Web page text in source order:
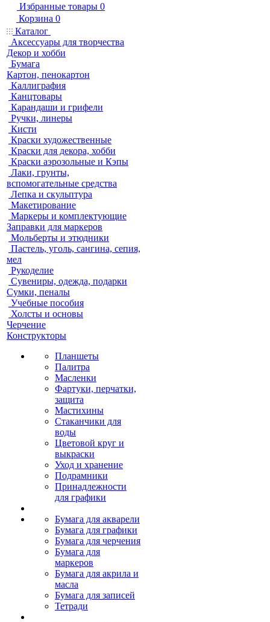
Избранные товары 0
Корзина 0
Каталог
Аксессуары для творчества
Декор и хобби
Бумага
Картон, пенокартон
Каллиграфия
Канцтовары
Карандаши и грифели
Ручки, линеры
Кисти
Краски художественные
Краски для декора, хобби
Краски аэрозольные и Кэпы
Лаки, грунты,
вспомогательные средства
Лепка и скульптура
Макетирование
Маркеры и комплектующие
Заправки для маркеров
Мольберты и этюдники
Пастель, уголь, сангина, сепия,
мел
Рукоделие
Сувениры, одежда, подарки
Сумки, пеналы
Учебные пособия
Холсты и основы
Черчение
Конструкторы
Планшеты
Палитра
Масленки
Фартуки, перчатки,
защита
Мастихины
Стаканчики для
воды
Цветовой круг и
выкраски
Уход и хранение
Подрамники
Принадлежности
для графики
Бумага для акварели
Бумага для графики
Бумага для черчения
Бумага для
маркеров
Бумага для акрила и
масла
Бумага для записей
Тетради